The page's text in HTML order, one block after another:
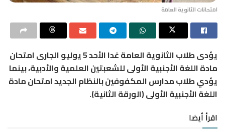
امتحانات الثانوية العامة
يؤدى طلاب الثانوية العامة غدا الأحد 5 يوليو الجارى امتحان
مادة اللغة الأجنبية الأولى للشعبتين العلمية والأدبية، بينما
يؤدي طلاب مدارس المكفوفين بالنظام الجديد امتحان مادة
اللغة الأجنبية الأولى (الورقة الثانية).
اقرأ أيضا